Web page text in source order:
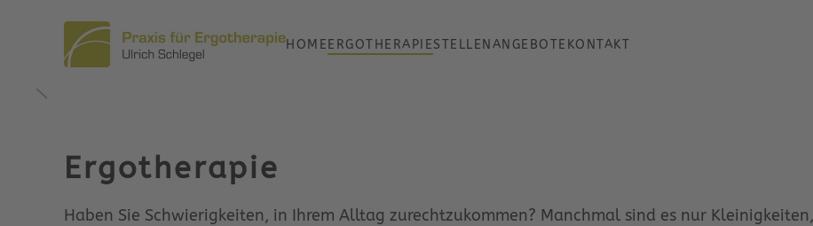
Zum Hauptinhalt springen HOME ERGOTHERAPIESTELLENANGEBOTE KONTAKT
Ergotherapie
Haben Sie Schwierigkeiten, in Ihrem Alltag zurechtzukommen? Manchmal sind es nur